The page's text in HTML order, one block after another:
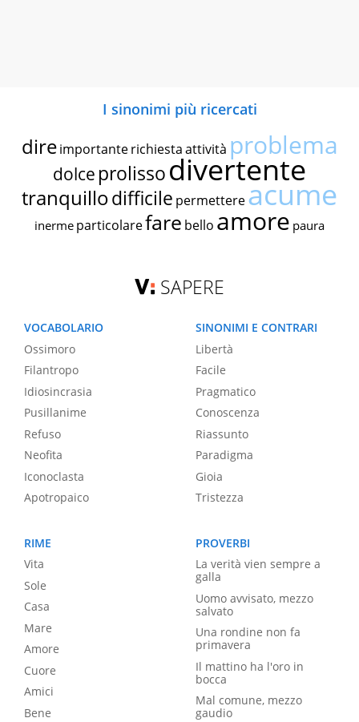
I sinonimi più ricercati
dire importante richiestaattività problema
dolce prolissodivertente
tranquillodifficile permettereacume
inerme particolarefare bello amore paura
SAPERE
VOCABOLARIO
Ossimoro
Filantropo
Idiosincrasia
Pusillanime
Refuso
Neofita
Iconoclasta
Apotropaico
SINONIMI E CONTRARI
Libertà
Facile
Pragmatico
Conoscenza
Riassunto
Paradigma
Gioia
Tristezza
RIME
Vita
Sole
Casa
Mare
Amore
Cuore
Amici
Bene
PROVERBI
La verità vien sempre a
galla
Uomo avvisato, mezzo
salvato
Una rondine non fa
primavera
Il mattino ha l'oro in
bocca
Mal comune, mezzo
gaudio